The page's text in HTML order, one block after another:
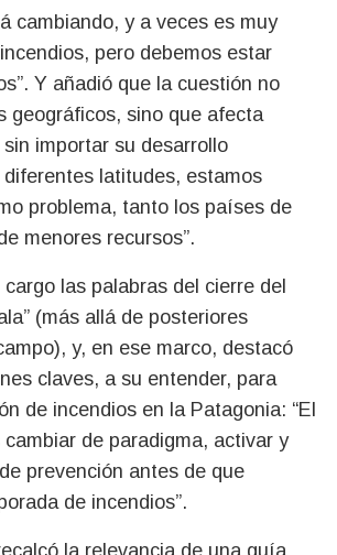
cambiando, y a veces es muy
pero debemos estar
Y añadió que la cuestión no
geográficos, sino que afecta
importar su desarrollo
diferentes latitudes, estamos
problema, tanto los países de
menores recursos”.
las palabras del cierre del
(más allá de posteriores
y, en ese marco, destacó
claves, a su entender, para
de incendios en la Patagonia: “El
de paradigma, activar y
prevención antes de que
de incendios”.
la relevancia de una guía